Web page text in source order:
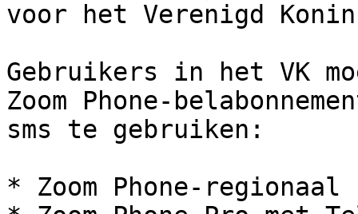
voor het Verenigd
Gebruikers in het VK
Zoom Phone-
sms te gebruiken:
* Zoom Phone-regionaal